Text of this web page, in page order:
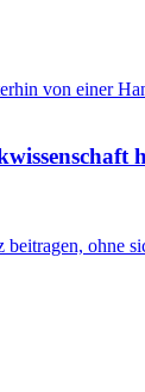
von einer
ohne